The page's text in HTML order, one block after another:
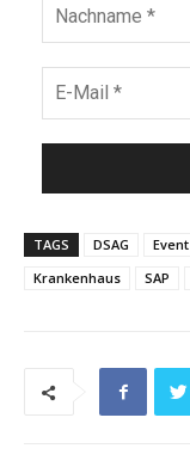
TAGS DSAG Event
Krankenhaus
SAP